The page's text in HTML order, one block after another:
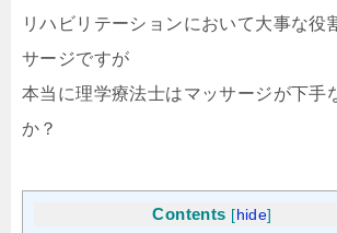
リハビリテーションにおいて大事な役
サージですが
本当に理学療法士はマッサージが下手
か？
Contents [ hide]